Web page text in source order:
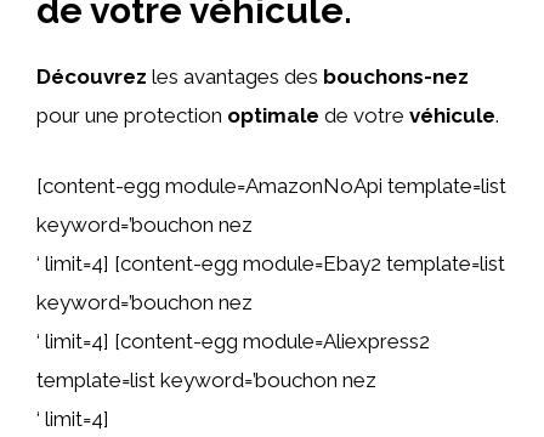
de votre véhicule.
Découvrez les avantages des bouchons-nez
pour une protection optimale de votre véhicule.
[content-egg module=AmazonNoApi template=list
keyword=’bouchon nez
‘ limit=4] [content-egg module=Ebay2 template=list
keyword=’bouchon nez
‘ limit=4] [content-egg module=Aliexpress2
template=list keyword=’bouchon nez
‘ limit=4]